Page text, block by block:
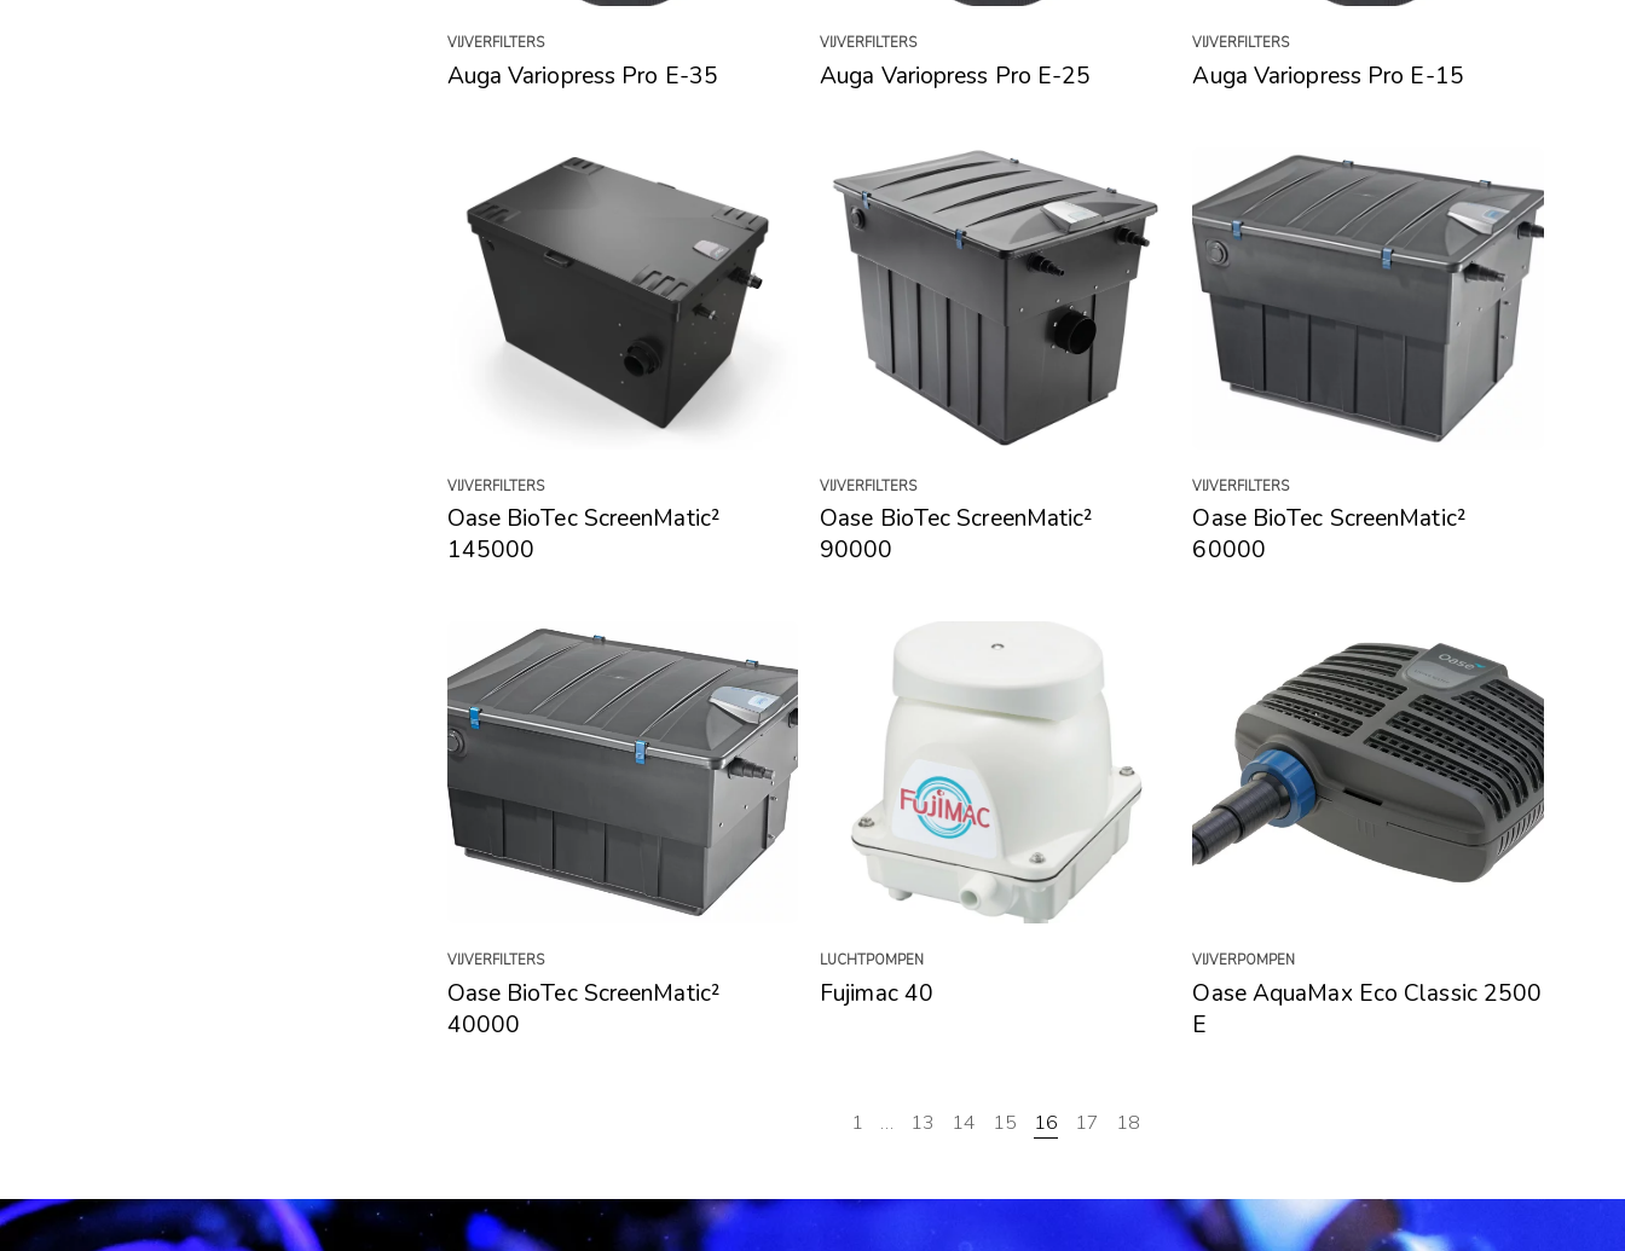
VIJVERFILTERS
Auga Variopress Pro E-35
VIJVERFILTERS
Auga Variopress Pro E-25
VIJVERFILTERS
Auga Variopress Pro E-15
VIJVERFILTERS
Oase BioTec ScreenMatic²
145000
VIJVERFILTERS
Oase BioTec ScreenMatic²
90000
VIJVERFILTERS
Oase BioTec ScreenMatic²
60000
VIJVERFILTERS
Oase BioTec ScreenMatic²
40000
LUCHTPOMPEN
Fujimac 40
VIJVERPOMPEN
Oase AquaMax Eco Classic 2500
E
1 … 13 14 15 16 17 18